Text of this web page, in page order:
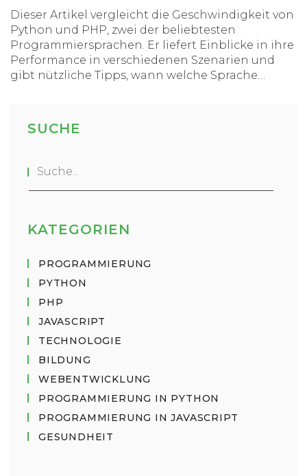
Dieser Artikel vergleicht die Geschwindigkeit von
Python und PHP, zwei der beliebtesten
Programmiersprachen. Er liefert Einblicke in ihre
Performance in verschiedenen Szenarien und
gibt nützliche Tipps, wann welche Sprache
die die Unterschiede in der Geschwindigkeit
aufzeigen. Entdecken Sie, welche Aufgaben mit
können und welche Faktoren die
Geschwindigkeit beeinflussen.
SUCHE
KATEGORIEN
PROGRAMMIERUNG
PYTHON
PHP
JAVASCRIPT
TECHNOLOGIE
BILDUNG
WEBENTWICKLUNG
PROGRAMMIERUNG IN PYTHON
PROGRAMMIERUNG IN JAVASCRIPT
GESUNDHEIT